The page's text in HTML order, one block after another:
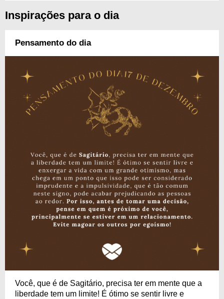
Inspirações para o dia
Pensamento do dia
Você, que é de Sagitário, precisa ter em mente que a
liberdade tem um limite! É ótimo se sentir livre e